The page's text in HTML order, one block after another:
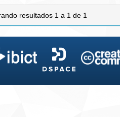
resultados 1 a 1 de 1